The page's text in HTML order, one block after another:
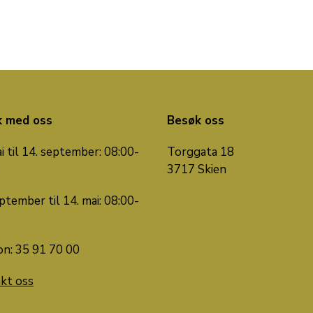
med oss
til 14. september: 08:00-
til 14. mai: 08:00-
35 91 70 00
oss
Besøk oss
Torggata 18
3717 Skien